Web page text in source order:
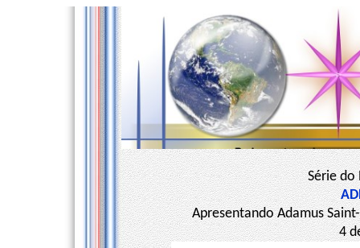
Série do
Apresentando Adamus
4